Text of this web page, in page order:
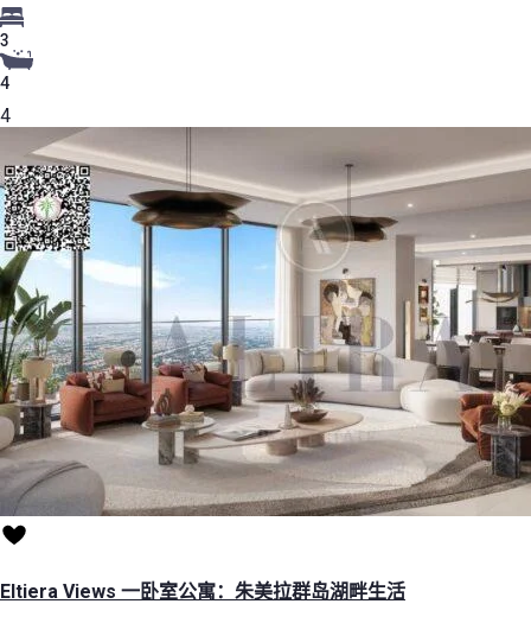
3
4
4
Eltiera Views 一卧室公寓：朱美拉群岛湖畔生活